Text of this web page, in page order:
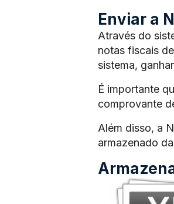
Enviar a
Através do
notas fiscais
sistema,
É importante
comprovante
Além disso, a
armazenado